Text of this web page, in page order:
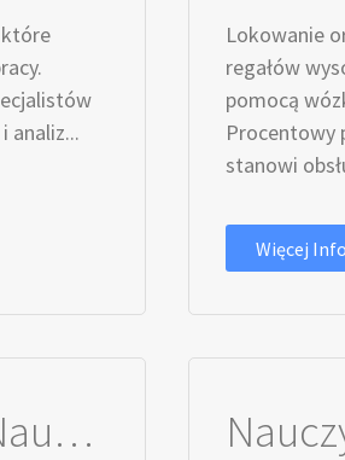
które
analiz...
Lokowanie
regałów
pomocą
Procentowy
stanowi
Więcej
Nauczyciel / Nauczycielka - Masażysta / Masażystka